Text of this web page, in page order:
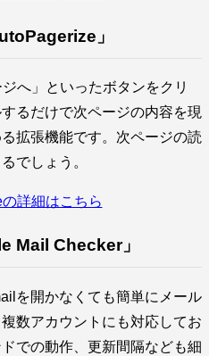
」
へ」といったボタンをクリ
るだけで次ページの内容を現
拡張機能です。次ページの読
でしょう。
詳細はこちら
Mail Checker」
を開かなくても簡単にメール
数アカウントにも対応してお
での動作、更新間隔なども細